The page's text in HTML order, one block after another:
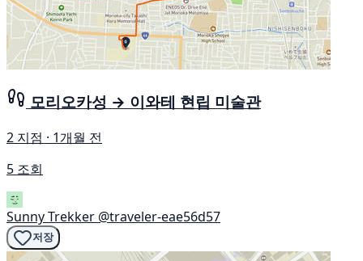
모리오카성 → 이와테 현립 미술관
2 지점 · 1개월 전
5 조회
Sunny Trekker @traveler-eae56d57
저장